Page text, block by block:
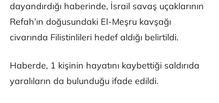
dayandırdığı haberinde, İsrail savaş uçaklarının
Refah’ın doğusundaki El-Meşru kavşağı
civarında Filistinlileri hedef aldığı belirtildi.
Haberde, 1 kişinin hayatını kaybettiği saldırıda
yaralıların da bulunduğu ifade edildi.